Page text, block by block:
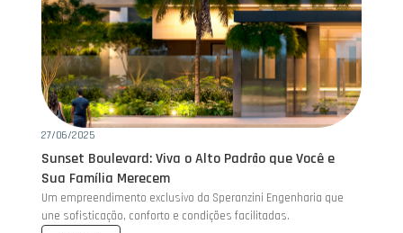
27/06/2025
Sunset Boulevard: Viva o Alto Padrão que Você e
Sua Família Merecem
Um empreendimento exclusivo da Speranzini Engenharia que
une sofisticação, conforto e condições facilitadas.